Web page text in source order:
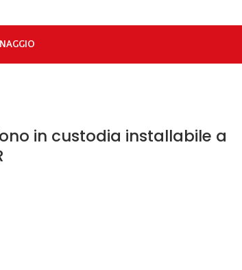
in custodia installabile a